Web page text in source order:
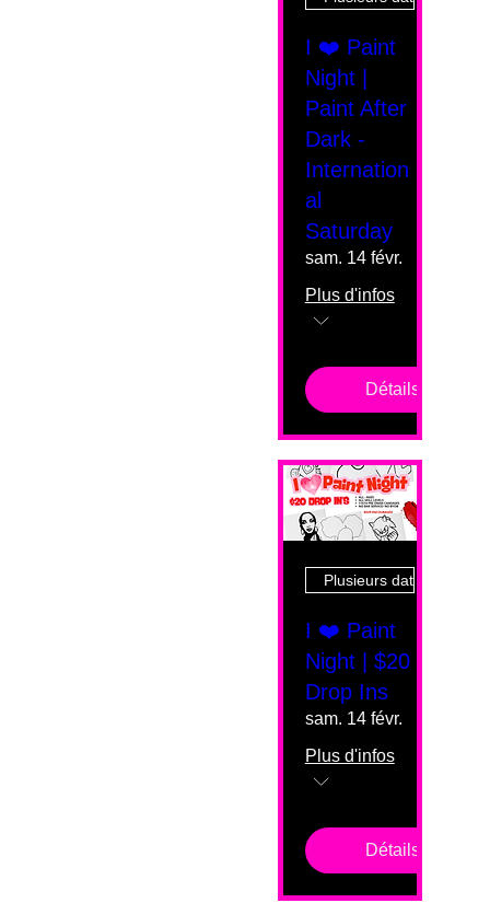
I ❤️ Paint
Night |
Paint After
Dark -
Internation
al
Saturday
sam. 14 févr.
Plus d'infos
Détails
Plusieurs dates
I ❤️ Paint
Night | $20
Drop Ins
sam. 14 févr.
Plus d'infos
Détails